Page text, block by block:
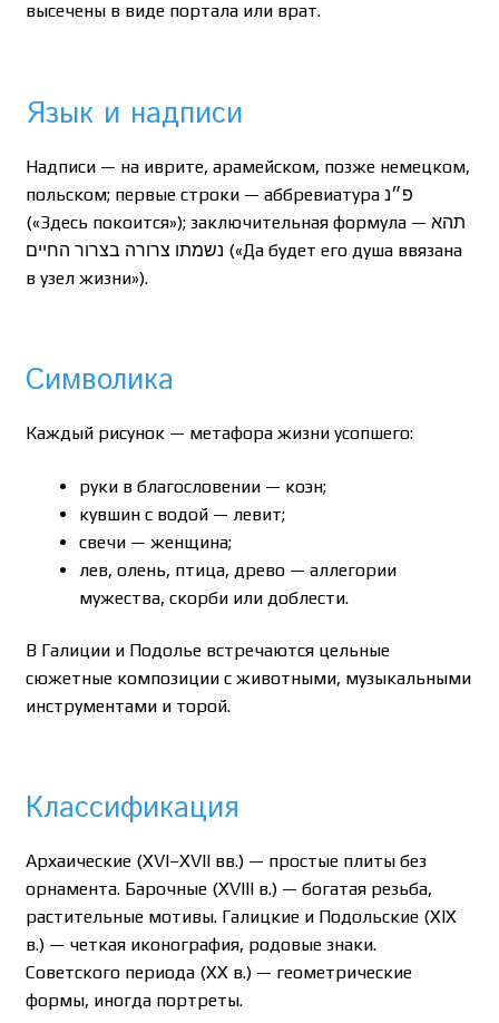
высечены в виде портала или врат.
Язык и надписи
Надписи — на иврите, арамейском, позже немецком,
польском; первые строки — аббревиатура פ״נ
(«Здесь покоится»); заключительная формула — תהא
נשמתו צרורה בצרור החיים («Да будет его душа ввязана
в узел жизни»).
Символика
Каждый рисунок — метафора жизни усопшего:
руки в благословении — коэн;
кувшин с водой — левит;
свечи — женщина;
лев, олень, птица, древо — аллегории
мужества, скорби или доблести.
В Галиции и Подолье встречаются цельные
сюжетные композиции с животными, музыкальными
инструментами и торой.
Классификация
Архаические (XVI–XVII вв.) — простые плиты без
орнамента. Барочные (XVIII в.) — богатая резьба,
растительные мотивы. Галицкие и Подольские (XIX
в.) — четкая иконография, родовые знаки.
Советского периода (XX в.) — геометрические
формы, иногда портреты.